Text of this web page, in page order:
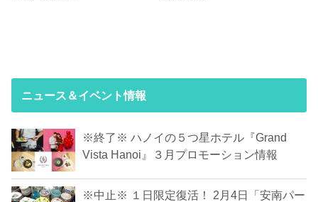
ニュース＆イベント情報
※終了※ ハノイの５つ星ホテル『Grand
Vista Hanoi』３月プロモーション情報
※中止※ １日限定復活！ 2月4日「安南パー